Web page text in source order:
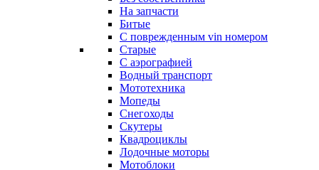
На запчасти
Битые
С поврежденным vin номером
Старые
С аэрографией
Водный транспорт
Мототехника
Мопеды
Снегоходы
Скутеры
Квадроциклы
Лодочные моторы
Мотоблоки